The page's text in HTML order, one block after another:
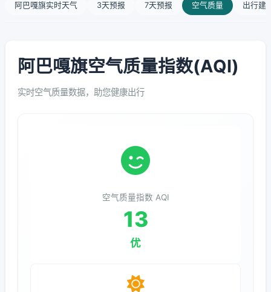
阿巴嘎旗实时天气 3天预报 7天预报 空气质量 出行建
阿巴嘎旗空气质量指数(AQI)
实时空气质量数据，助您健康出行
空气质量指数 AQI
13
优